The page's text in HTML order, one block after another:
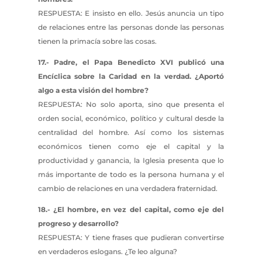
RESPUESTA: E insisto en ello. Jesús anuncia un tipo
de relaciones entre las personas donde las personas
tienen la primacía sobre las cosas.
17.- Padre, el Papa Benedicto XVI publicó una
Encíclica sobre la Caridad en la verdad. ¿Aportó
algo a esta visión del hombre?
RESPUESTA: No solo aporta, sino que presenta el
orden social, económico, político y cultural desde la
centralidad del hombre. Así como los sistemas
económicos tienen como eje el capital y la
productividad y ganancia, la Iglesia presenta que lo
más importante de todo es la persona humana y el
cambio de relaciones en una verdadera fraternidad.
18.- ¿El hombre, en vez del capital, como eje del
progreso y desarrollo?
RESPUESTA: Y tiene frases que pudieran convertirse
en verdaderos eslogans. ¿Te leo alguna?